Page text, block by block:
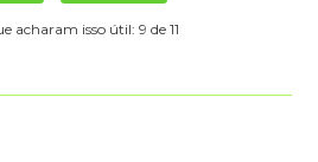
acharam isso útil: 9 de 11